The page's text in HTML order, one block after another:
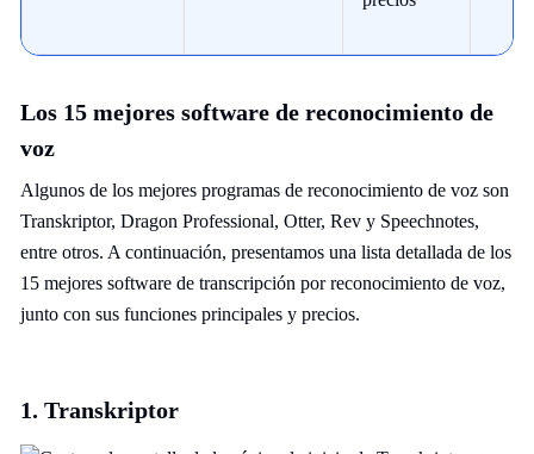
Los 15 mejores software de reconocimiento de
voz
Algunos de los mejores programas de reconocimiento de voz son
Transkriptor, Dragon Professional, Otter, Rev y Speechnotes,
entre otros. A continuación, presentamos una lista detallada de los
15 mejores software de transcripción por reconocimiento de voz,
junto con sus funciones principales y precios.
1. Transkriptor